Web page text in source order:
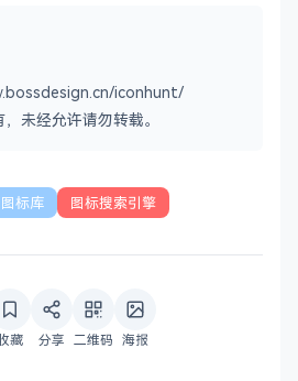
iconhunt/
未经允许请勿转载。
标库 图标搜索引擎
藏 分享 二维码 海报